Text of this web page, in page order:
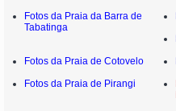
Fotos da Praia da Barra de
Tabatinga
Fotos da Praia de Cotovelo
Fotos da Praia de Pirangi